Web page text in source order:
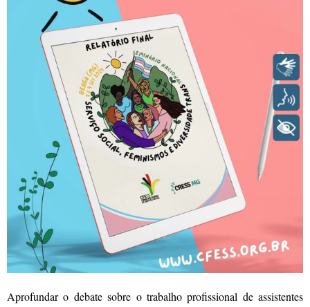
Aprofundar o debate sobre o trabalho profissional de assistentes